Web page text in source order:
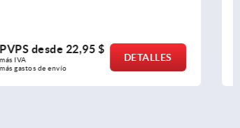
PVPS desde 28,51 $
más gastos de envío
DETALLES